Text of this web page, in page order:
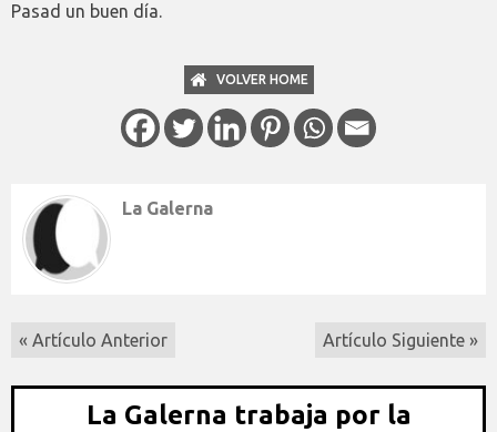
Pasad un buen día.
VOLVER HOME
La Galerna
« Artículo Anterior Artículo Siguiente »
La Galerna trabaja por la